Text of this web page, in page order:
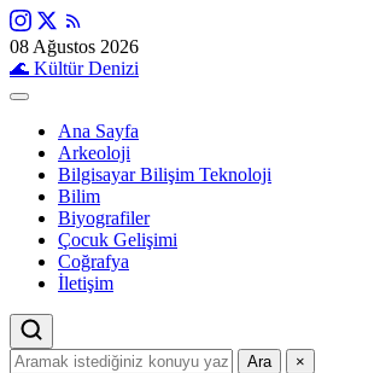
08 Ağustos 2026
🌊 Kültür Denizi
Ana Sayfa
Arkeoloji
Bilgisayar Bilişim Teknoloji
Bilim
Biyografiler
Çocuk Gelişimi
Coğrafya
İletişim
Ara ×